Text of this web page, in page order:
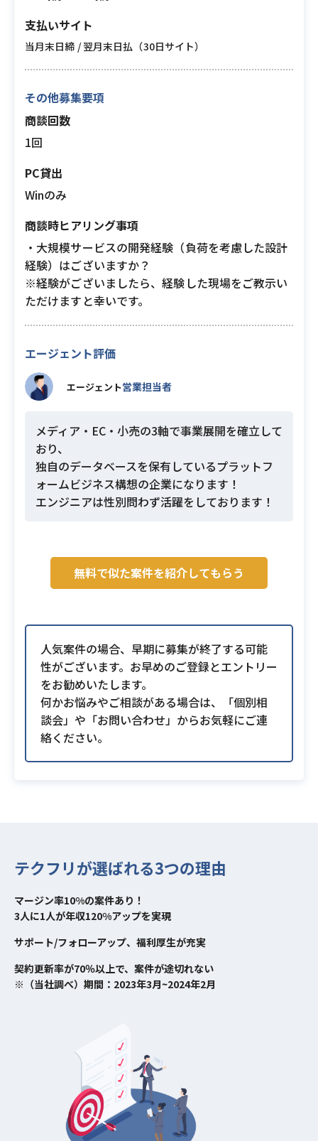
支払いサイト
当月末日締 / 翌月末日払（30日サイト）
その他募集要項
商談回数
1回
PC貸出
Winのみ
商談時ヒアリング事項
・大規模サービスの開発経験（負荷を考慮した設計
経験）はございますか？
※経験がございましたら、経験した現場をご教示い
ただけますと幸いです。
エージェント評価
エージェント営業担当者
メディア・EC・小売の3軸で事業展開を確立して
おり、
独自のデータベースを保有しているプラットフ
ォームビジネス構想の企業になります！
エンジニアは性別問わず活躍をしております！
無料で似た案件を紹介してもらう
人気案件の場合、早期に募集が終了する可能
性がございます。お早めのご登録とエントリー
をお勧めいたします。
何かお悩みやご相談がある場合は、「個別相
談会」や「お問い合わせ」からお気軽にご連
絡ください。
テクフリが選ばれる3つの理由
マージン率10%の案件あり！
3人に1人が年収120%アップを実現
サポート/フォローアップ、福利厚生が充実
契約更新率が70％以上で、案件が途切れない
※（当社調べ）期間：2023年3月~2024年2月